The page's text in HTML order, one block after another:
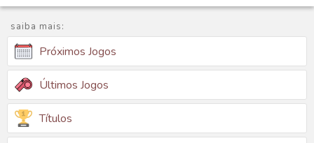
saiba mais:
Próximos Jogos
Últimos Jogos
Títulos